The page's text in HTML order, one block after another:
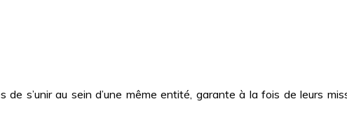
de s’unir au sein d’une même entité, garante à la fois de leurs